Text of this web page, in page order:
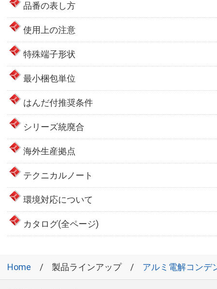
品番の表し方
使用上の注意
特殊端子形状
最小梱包単位
はんだ付推奨条件
シリーズ統廃合
海外生産拠点
テクニカルノート
環境対応について
カタログ(全ページ)
Home 製品ラインアップ アルミ電解コンデ